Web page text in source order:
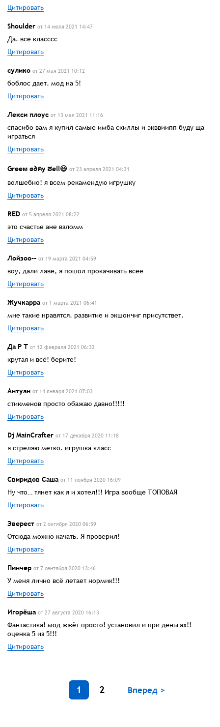
Цитировать
Shoulder от 14 июля 2021 14:47
Да. все класссс
Цитировать
сулико от 27 мая 2021 10:12
боблос дает. мод на 5!
Цитировать
Лекси плоус от 13 мая 2021 11:16
спасибо вам я купил самые имба скиллы и экввиипп буду ща
играться
Цитировать
Greeᴍ ø∂คy ຮell😃 от 23 апреля 2021 04:31
волшебно! я всем рекамендую игрушку
Цитировать
RED от 5 апреля 2021 08:22
это счастье ане взломм
Цитировать
Лойзоо-- от 19 марта 2021 04:59
воу, дали лаве, я пошол прокачивать всее
Цитировать
Жучкарра от 1 марта 2021 06:41
мне такие нравятся. развитие и экшончиг присутствет.
Цитировать
Да Р Т от 12 февраля 2021 06:32
крутая и всё! берите!
Цитировать
Антуан от 14 января 2021 07:03
стикменов просто обажаю давно!!!!!
Цитировать
Dj MainCrafter от 17 декабря 2020 11:18
я стреляю метко. игрушка класс
Цитировать
Свиридов Саша от 11 ноября 2020 16:09
Ну что… тянет как я и хотел!!! Игра вообще ТОПОВАЯ
Цитировать
Эверест от 2 октября 2020 06:59
Отсюда можно качать. Я проверил!
Цитировать
Пинчер от 7 сентября 2020 13:46
У меня лично всё летает нормик!!!
Цитировать
Игорёша от 27 августа 2020 16:13
Фантастика! мод жжёт просто! установил и при деньгах!!
оценка 5 из 5!!!
Цитировать
1 2 Вперед >